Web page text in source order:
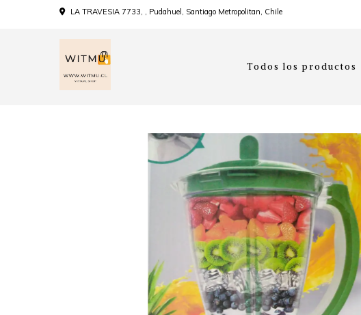
LA TRAVESIA 7733, , Pudahuel, Santiago Metropolitan, Chile
Todos los productos